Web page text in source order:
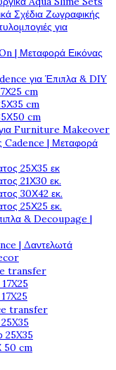
Σχέδια Ζωγραφικής
για
| Μεταφορά Εικόνας
για Έπιπλα & DIY
cm
cm
cm
Furniture Makeover
| Μεταφορά
25Χ35 εκ
21Χ30 εκ.
30Χ42 εκ.
25Χ25 εκ.
& Decoupage |
| Δαντελωτά
transfer
transfer
25X35
50 cm